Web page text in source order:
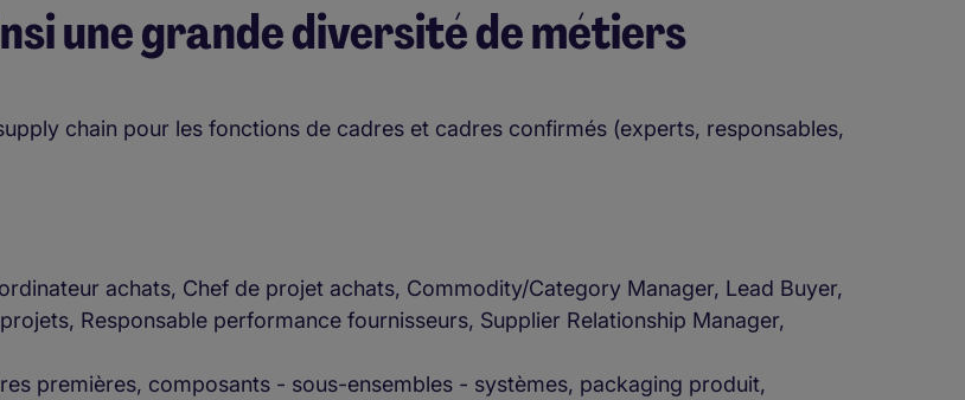
une grande diversité de métiers
chain pour les fonctions de cadres et cadres confirmés (experts, responsables,
achats, Chef de projet achats, Commodity/Category Manager, Lead Buyer,
Responsable performance fournisseurs, Supplier Relationship Manager,
premières, composants - sous-ensembles - systèmes, packaging produit,